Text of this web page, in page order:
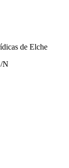
de Elche
N